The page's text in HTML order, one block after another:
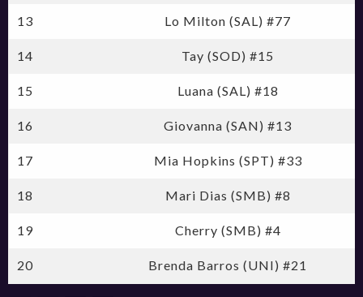
13 Lo Milton (SAL) #77
14 Tay (SOD) #15
15 Luana (SAL) #18
16 Giovanna (SAN) #13
17 Mia Hopkins (SPT) #33
18 Mari Dias (SMB) #8
19 Cherry (SMB) #4
20 Brenda Barros (UNI) #21